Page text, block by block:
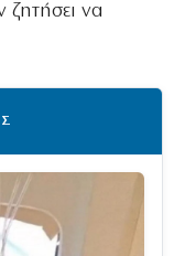
ζητήσει να